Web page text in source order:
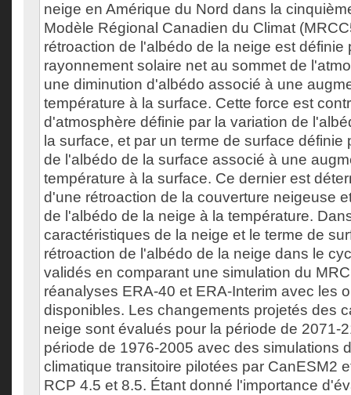
neige en Amérique du Nord dans la
Modèle Régional Canadien du Climat
rétroaction de l'albédo de la neige est définie
rayonnement solaire net au sommet de
une diminution d'albédo associé à une
température à la surface. Cette force est
d'atmosphère définie par la variation de
la surface, et par un terme de surface définie
de l'albédo de la surface associé à une
température à la surface. Ce dernier est
d'une rétroaction de la couverture neigeuse
de l'albédo de la neige à la température.
caractéristiques de la neige et le terme de
rétroaction de l'albédo de la neige dans le
validés en comparant une simulation du
réanalyses ERA-40 et ERA-Interim avec les
disponibles. Les changements projetés des
neige sont évalués pour la période de 2071-
période de 1976-2005 avec des simulations
climatique transitoire pilotées par CanESM2
RCP 4.5 et 8.5. Étant donné l'importance